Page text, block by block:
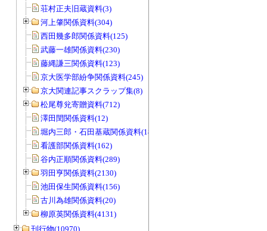
荘村正夫旧蔵資料(3)
河上肇関係資料(304)
西田幾多郎関係資料(125)
武藤一雄関係資料(230)
藤縄謙三関係資料(123)
京大医学部紛争関係資料(245)
京大関連記事スクラップ集(8)
松尾尊兊寄贈資料(712)
澤田閏関係資料(12)
堀内三郎・石田基蔵関係資料(189)
看護部関係資料(162)
谷内正順関係資料(289)
羽田亨関係資料(2130)
池田保生関係資料(156)
古川為雄関係資料(20)
柳原英関係資料(4131)
刊行物(10970)